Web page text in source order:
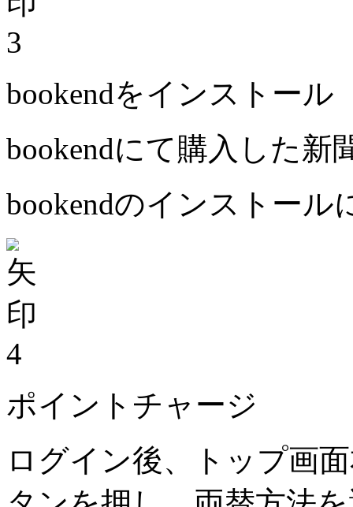
3
bookendをインストール
bookendにて購入した新
bookendのインストール
4
ポイントチャージ
ログイン後、トップ画